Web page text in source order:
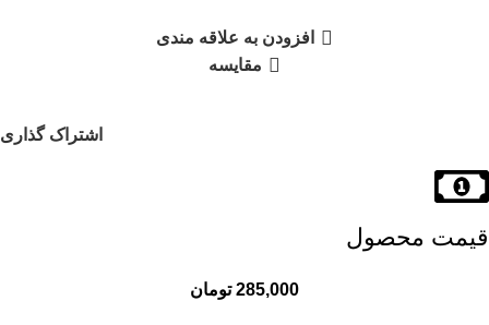
افزودن به علاقه مندی
مقایسه
اشتراک گذاری
قیمت محصول
285,000 تومان